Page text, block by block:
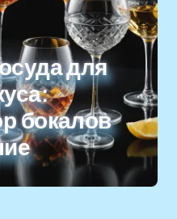
для
бокалов